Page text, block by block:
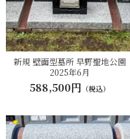
新規 壁面型墓所 早野聖地公園
2025年6月
588,500円 （税込）